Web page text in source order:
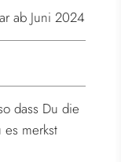
ab Juni 2024
dass Du die
merkst